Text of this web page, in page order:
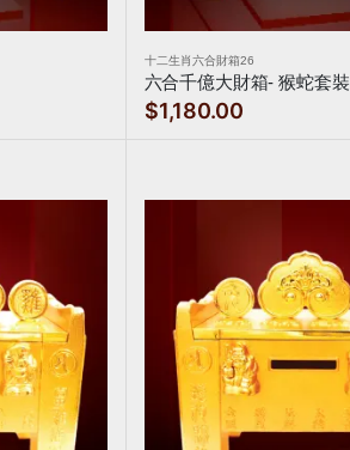
十二生肖六合財箱26
六合千億大財箱- 猴蛇套裝
$1,180.00